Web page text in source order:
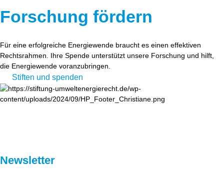
Forschung fördern
Für eine erfolgreiche Energiewende braucht es einen effektiven
Rechtsrahmen. Ihre Spende unterstützt unsere Forschung und hilft,
die Energiewende voranzubringen.
Stiften und spenden
Newsletter